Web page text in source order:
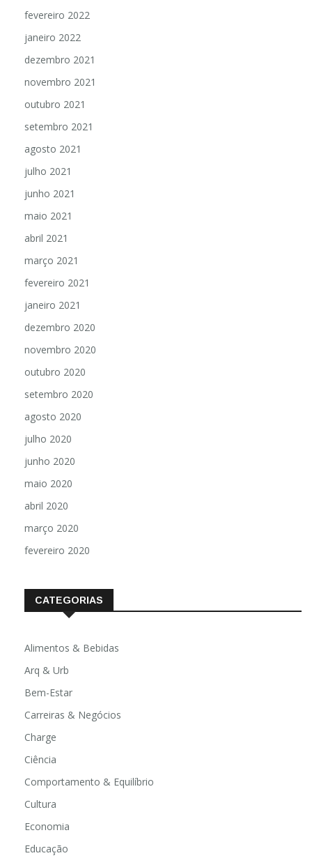
fevereiro 2022
janeiro 2022
dezembro 2021
novembro 2021
outubro 2021
setembro 2021
agosto 2021
julho 2021
junho 2021
maio 2021
abril 2021
março 2021
fevereiro 2021
janeiro 2021
dezembro 2020
novembro 2020
outubro 2020
setembro 2020
agosto 2020
julho 2020
junho 2020
maio 2020
abril 2020
março 2020
fevereiro 2020
CATEGORIAS
Alimentos & Bebidas
Arq & Urb
Bem-Estar
Carreiras & Negócios
Charge
Ciência
Comportamento & Equilíbrio
Cultura
Economia
Educação